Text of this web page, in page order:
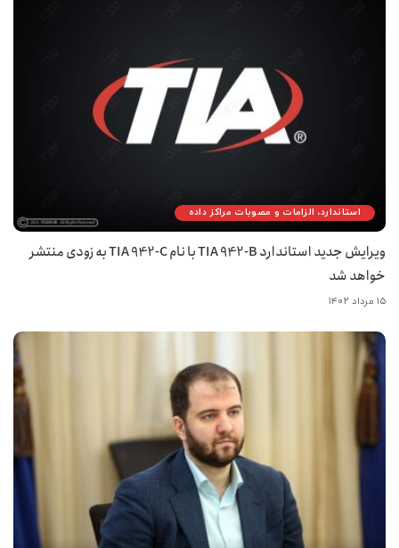
استاندارد، الزامات و مصوبات مراکز داده
ویرایش جدید استاندارد TIA 942-B با نام TIA 942-C به زودی منتشر
خواهد شد
۱۵ مرداد ۱۴۰۲